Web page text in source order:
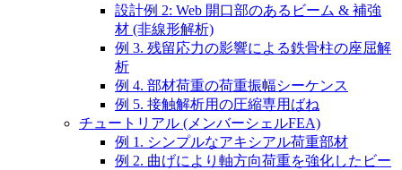
設計例 2: Web 開口部のあるビーム & 補強
材 (非線形解析)
例 3. 残留応力の影響による鉄骨柱の座屈解
析
例 4. 部材荷重の荷重振幅シーケンス
例 5. 接触解析用の圧縮専用ばね
チュートリアル (メンバーシェルFEA)
例 1. シンプルなアキシアル荷重部材
例 2. 曲げにより軸方向荷重を強化したビー